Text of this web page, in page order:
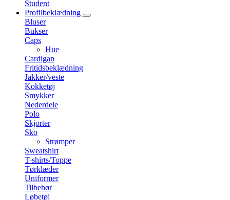
Student
Profilbeklædning
Bluser
Bukser
Caps
Hue
Cardigan
Fritidsbeklædning
Jakker/veste
Kokketøj
Smykker
Nederdele
Polo
Skjorter
Sko
Strømper
Sweatshirt
T-shirts/Toppe
Tørklæder
Uniformer
Tilbehør
Løbetøj